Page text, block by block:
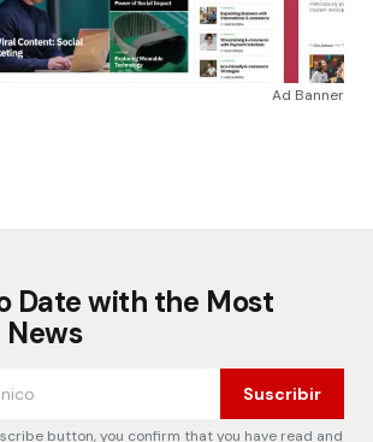
Ad Banner
Date with the Most
Suscribir
button, you confirm that you have read and